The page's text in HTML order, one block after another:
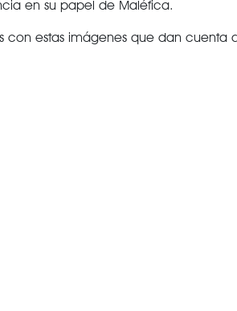
en su papel de Maléfica.
con estas imágenes que dan